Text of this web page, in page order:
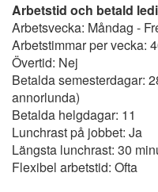
Arbetstid och betald
Arbetsvecka: Måndag -
Arbetstimmar per vecka:
Övertid: Nej
Betalda semesterdagar:
annorlunda)
Betalda helgdagar: 11
Lunchrast på jobbet: Ja
Längsta lunchrast: 30
Flexibel arbetstid: Ofta